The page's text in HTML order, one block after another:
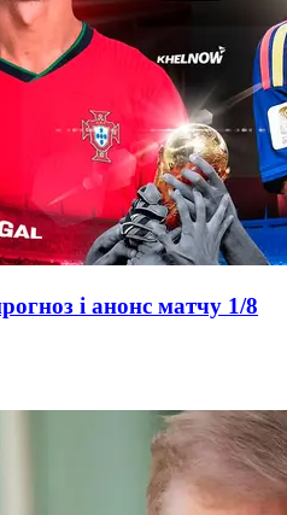
і анонс матчу 1/8